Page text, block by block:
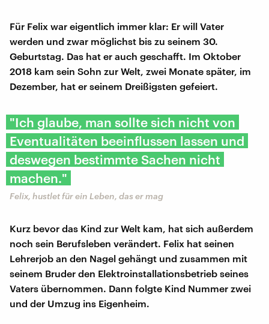
Für Felix war eigentlich immer klar: Er will Vater
werden und zwar möglichst bis zu seinem 30.
Geburtstag. Das hat er auch geschafft. Im Oktober
2018 kam sein Sohn zur Welt, zwei Monate später, im
Dezember, hat er seinem Dreißigsten gefeiert.
"Ich glaube, man sollte sich nicht von
Eventualitäten beeinflussen lassen und
deswegen bestimmte Sachen nicht
machen."
Felix, hustlet für ein Leben, das er mag
Kurz bevor das Kind zur Welt kam, hat sich außerdem
noch sein Berufsleben verändert. Felix hat seinen
Lehrerjob an den Nagel gehängt und zusammen mit
seinem Bruder den Elektroinstallationsbetrieb seines
Vaters übernommen. Dann folgte Kind Nummer zwei
und der Umzug ins Eigenheim.